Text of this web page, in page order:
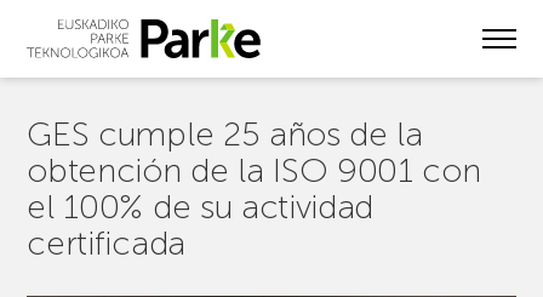
GES cumple 25 años de la
obtención de la ISO 9001 con
el 100% de su actividad
certificada